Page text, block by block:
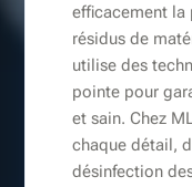
efficacement la
résidus de
utilise des
pointe pour
et sain. Chez
chaque détail,
désinfection